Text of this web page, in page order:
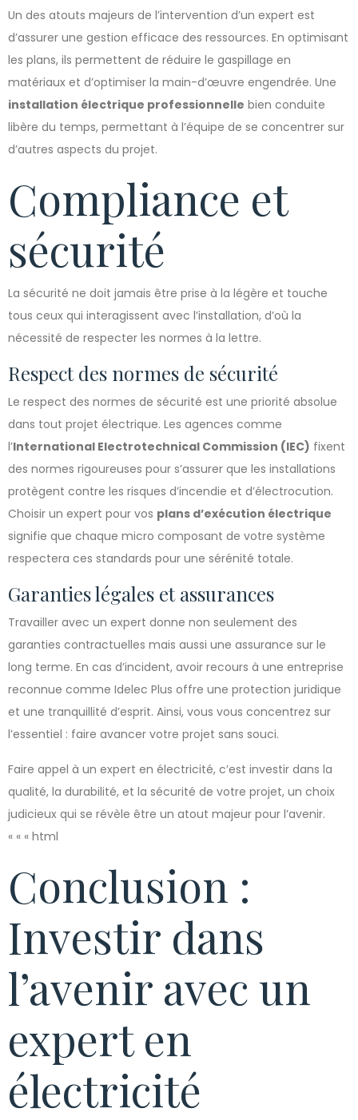
Un des atouts majeurs de l’intervention d’un expert est
d’assurer une gestion efficace des ressources. En optimisant
les plans, ils permettent de réduire le gaspillage en
matériaux et d’optimiser la main-d’œuvre engendrée. Une
installation électrique professionnelle bien conduite
libère du temps, permettant à l’équipe de se concentrer sur
d’autres aspects du projet.
Compliance et
sécurité
La sécurité ne doit jamais être prise à la légère et touche
tous ceux qui interagissent avec l’installation, d’où la
nécessité de respecter les normes à la lettre.
Respect des normes de sécurité
Le respect des normes de sécurité est une priorité absolue
dans tout projet électrique. Les agences comme
l’International Electrotechnical Commission (IEC) fixent
des normes rigoureuses pour s’assurer que les installations
protègent contre les risques d’incendie et d’électrocution.
Choisir un expert pour vos plans d’exécution électrique
signifie que chaque micro composant de votre système
respectera ces standards pour une sérénité totale.
Garanties légales et assurances
Travailler avec un expert donne non seulement des
garanties contractuelles mais aussi une assurance sur le
long terme. En cas d’incident, avoir recours à une entreprise
reconnue comme Idelec Plus offre une protection juridique
et une tranquillité d’esprit. Ainsi, vous vous concentrez sur
l’essentiel : faire avancer votre projet sans souci.
Faire appel à un expert en électricité, c’est investir dans la
qualité, la durabilité, et la sécurité de votre projet, un choix
judicieux qui se révèle être un atout majeur pour l’avenir.
« « « html
Conclusion :
Investir dans
l’avenir avec un
expert en
électricité